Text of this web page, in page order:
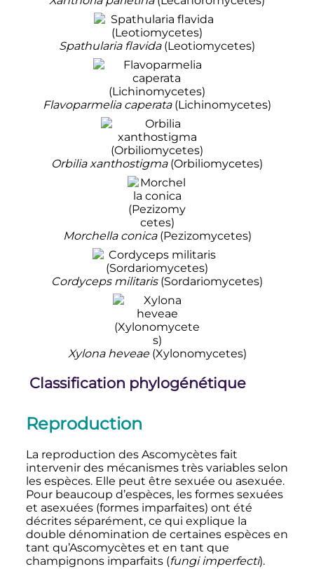
Spathularia flavida(Leotiomycetes)
Flavoparmelia caperata(Lichinomycetes)
Orbilia xanthostigma(Orbiliomycetes)
Morchella conica(Pezizomycetes)
Cordyceps militaris(Sordariomycetes)
Xylona heveae(Xylonomycetes)
Classification phylogénétique
Reproduction
La reproduction des Ascomycètes fait
intervenir des mécanismes très variables selon
les espèces. Elle peut être sexuée ou asexuée.
Pour beaucoup d’espèces, les formes sexuées
et asexuées (formes imparfaites) ont été
décrites séparément, ce qui explique la
double dénomination de certaines espèces en
tant qu’Ascomycètes et en tant que
champignons imparfaits (fungi imperfecti).